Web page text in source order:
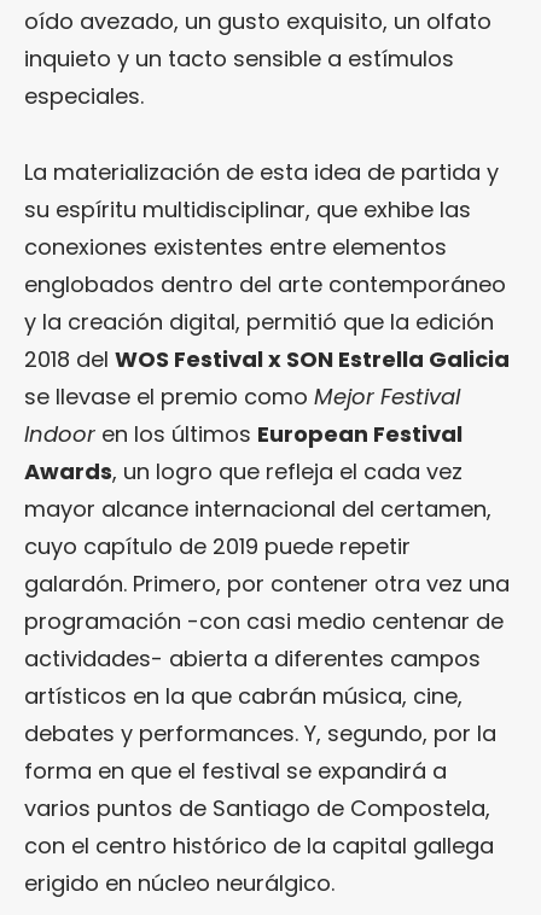
oído avezado, un gusto exquisito, un olfato
inquieto y un tacto sensible a estímulos
especiales.
La materialización de esta idea de partida y
su espíritu multidisciplinar, que exhibe las
conexiones existentes entre elementos
englobados dentro del arte contemporáneo
y la creación digital, permitió que la edición
2018 del WOS Festival x SON Estrella Galicia
se llevase el premio como Mejor Festival
Indoor en los últimos European Festival
Awards, un logro que refleja el cada vez
mayor alcance internacional del certamen,
cuyo capítulo de 2019 puede repetir
galardón. Primero, por contener otra vez una
programación -con casi medio centenar de
actividades- abierta a diferentes campos
artísticos en la que cabrán música, cine,
debates y performances. Y, segundo, por la
forma en que el festival se expandirá a
varios puntos de Santiago de Compostela,
con el centro histórico de la capital gallega
erigido en núcleo neurálgico.